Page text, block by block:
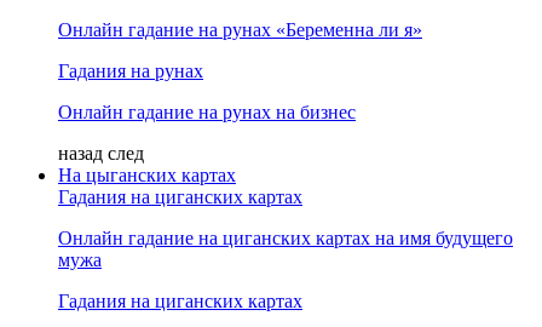
Онлайн гадание на рунах «Беременна ли я»
Гадания на рунах
Онлайн гадание на рунах на бизнес
назад след
На цыганских картах
Гадания на циганских картах
Онлайн гадание на циганских картах на имя будущего
мужа
Гадания на циганских картах